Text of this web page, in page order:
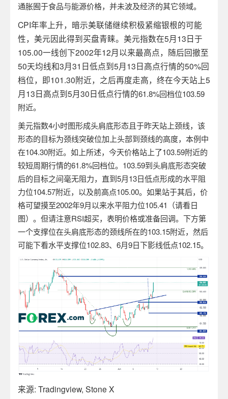
通胀囿于食品与能源价格，并未波及经济的其它领域。
CPI年率上升，暗示美联储继续积极紧缩银根的可能
性，美元因此得到买盘青睐。美元指数在5月13日于
105.00一线创下2002年12月以来最高点，随后回撤至
50天均线和3月31 日低点到5月13日高点行情的50%回
档位，即101.30附近，之后再度走高，终在今天站上5
月13日高点到5月30日低点行情的61.8%回档位103.59
附近。
美元指数4小时图形成头肩底形态且于昨天站上颈线，该
形态的目标为颈线突破位加上头部到颈线的高度，本例中
在104.30附近。如上所述，今天价格站上了103.59附近的
较短周期行情的61.8%回档位。 103.59到头肩底形态突破
后的目标之间毫无阻力，直到5月13日低点形成的水平阻
力位104.57附近，以及前高点105.00。如果站于其后，价
格可望摸至2002年9月以来水平阻力位105.41 （请看日
图）。但请注意RSI超买，表明价格或准备回调。下方第
一个支撑位在头肩底形态的颈线所在的103.15附近，然后
可能下看水平支撑位102.83、 6月9日下影线低点102.15。
来源: Tradingview, Stone X